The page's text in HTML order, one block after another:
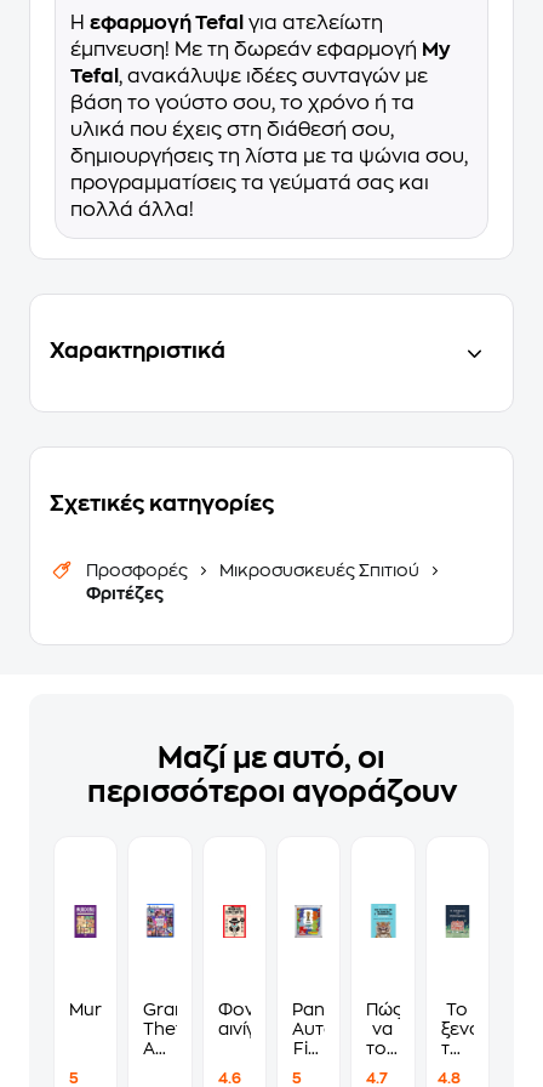
Η εφαρμογή Tefal για ατελείωτη
έμπνευση! Με τη δωρεάν εφαρμογή My
Tefal , ανακάλυψε ιδέες συνταγών με
βάση το γούστο σου, το χρόνο ή τα
υλικά που έχεις στη διάθεσή σου,
δημιουργήσεις τη λίστα με τα ψώνια σου,
προγραμματίσεις τα γεύματά σας και
πολλά άλλα!
Χαρακτηριστικά
Σχετικές κατηγορίες
Προσφορές
Μικροσυσκευές Σπιτιού
Φριτέζες
Μαζί με αυτό, οι
περισσότεροι αγοράζουν
Murdoku
5
Grand
Theft
Auto
Φονικά
αινίγματα
4.6
Panini
Αυτοκόλλητα
Fifa
5
Πώς
να
τους
4.7
Το
ξενοδοχείο
των
4.8